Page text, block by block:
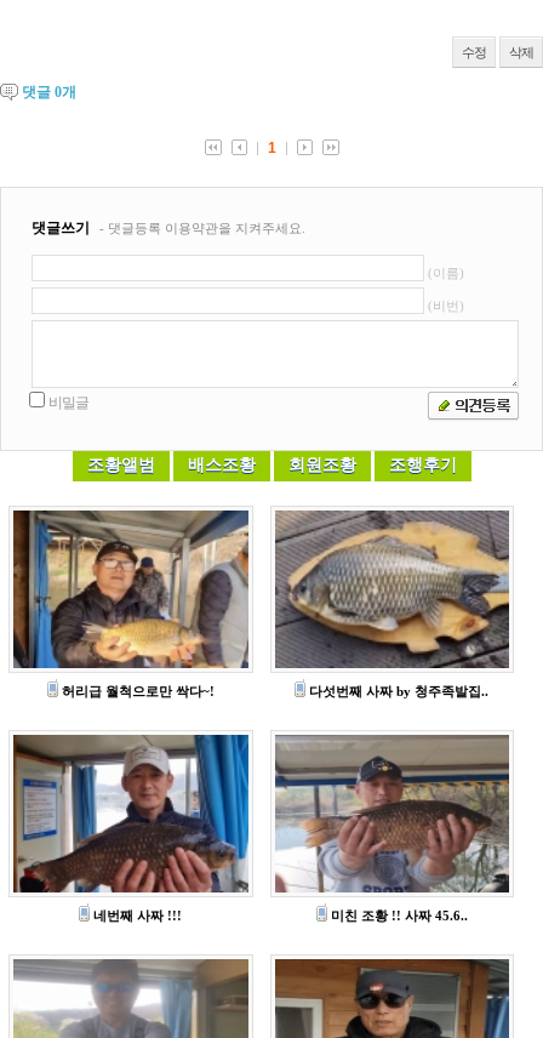
수정 삭제
댓글 0개
허리급 월척으로만 싹다~! 다섯번째 사짜 by 청주족발집..
네번째 사짜 !!! 미친 조황 !! 사짜 45.6..